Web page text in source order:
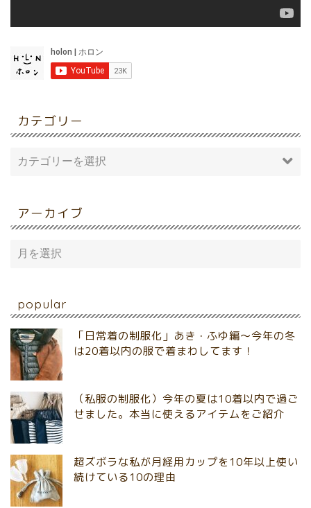
カテゴリー
アーカイブ
popular
「日常着の制服化」あき・ふゆ編～今年の冬
は20着以内の服で着まわしてます！
（私服の制服化）今年の夏は10着以内で過ご
せました。本当に使えるアイテムをご紹介
超ズボラな私が月経用カップを10年以上使い
続けている10の理由